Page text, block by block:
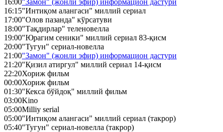
16:15"Интиқом алангаси" миллий сериал
17:00"Олов пазанда" кўрсатуви
18:00"Тақдирлар" теленовелла
19:00"Юрагим сеники" миллий сериал 83-қисм
20:00"Тугун" сериал-новелла
21:00"Замон" (жонли эфир) информацион дастури
21:20"Қизил атиргул" миллий сериал 14-қисм
22:20Хориж фильм
00:00Хориж фильм
01:30"Кекса бўйдоқ" миллий фильм
03:00Kino
05:00Milliy serial
05:00"Интиқом алангаси" миллий сериал (такрор)
05:40"Тугун" сериал-новелла (такрор)